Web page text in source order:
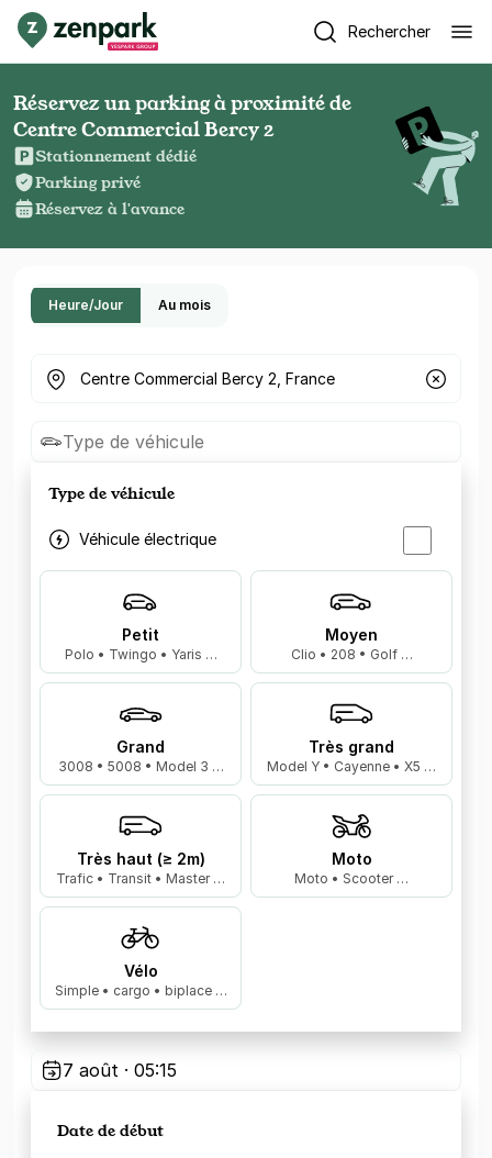
Rechercher
Réservez un parking à proximité de
Centre Commercial Bercy 2
Stationnement dédié
Parking privé
Réservez à l'avance
Heure/Jour Au mois
Où cherchez-vous un parking ?
Type de véhicule
Type de véhicule
Véhicule électrique
Petit
Polo • Twingo • Yaris …
Moyen
Clio • 208 • Golf …
Grand
3008 • 5008 • Model 3 …
Très grand
Model Y • Cayenne • X5 …
Très haut (≥ 2m)
Trafic • Transit • Master …
Moto
Moto • Scooter …
Vélo
Simple • cargo • biplace …
7 août · 05:15
Date de début